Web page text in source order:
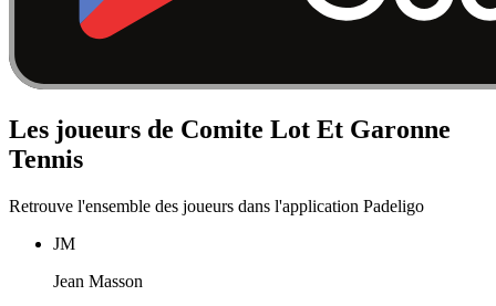
Les joueurs de Comite Lot Et Garonne
Tennis
Retrouve l'ensemble des joueurs dans l'application Padeligo
JM
Jean Masson